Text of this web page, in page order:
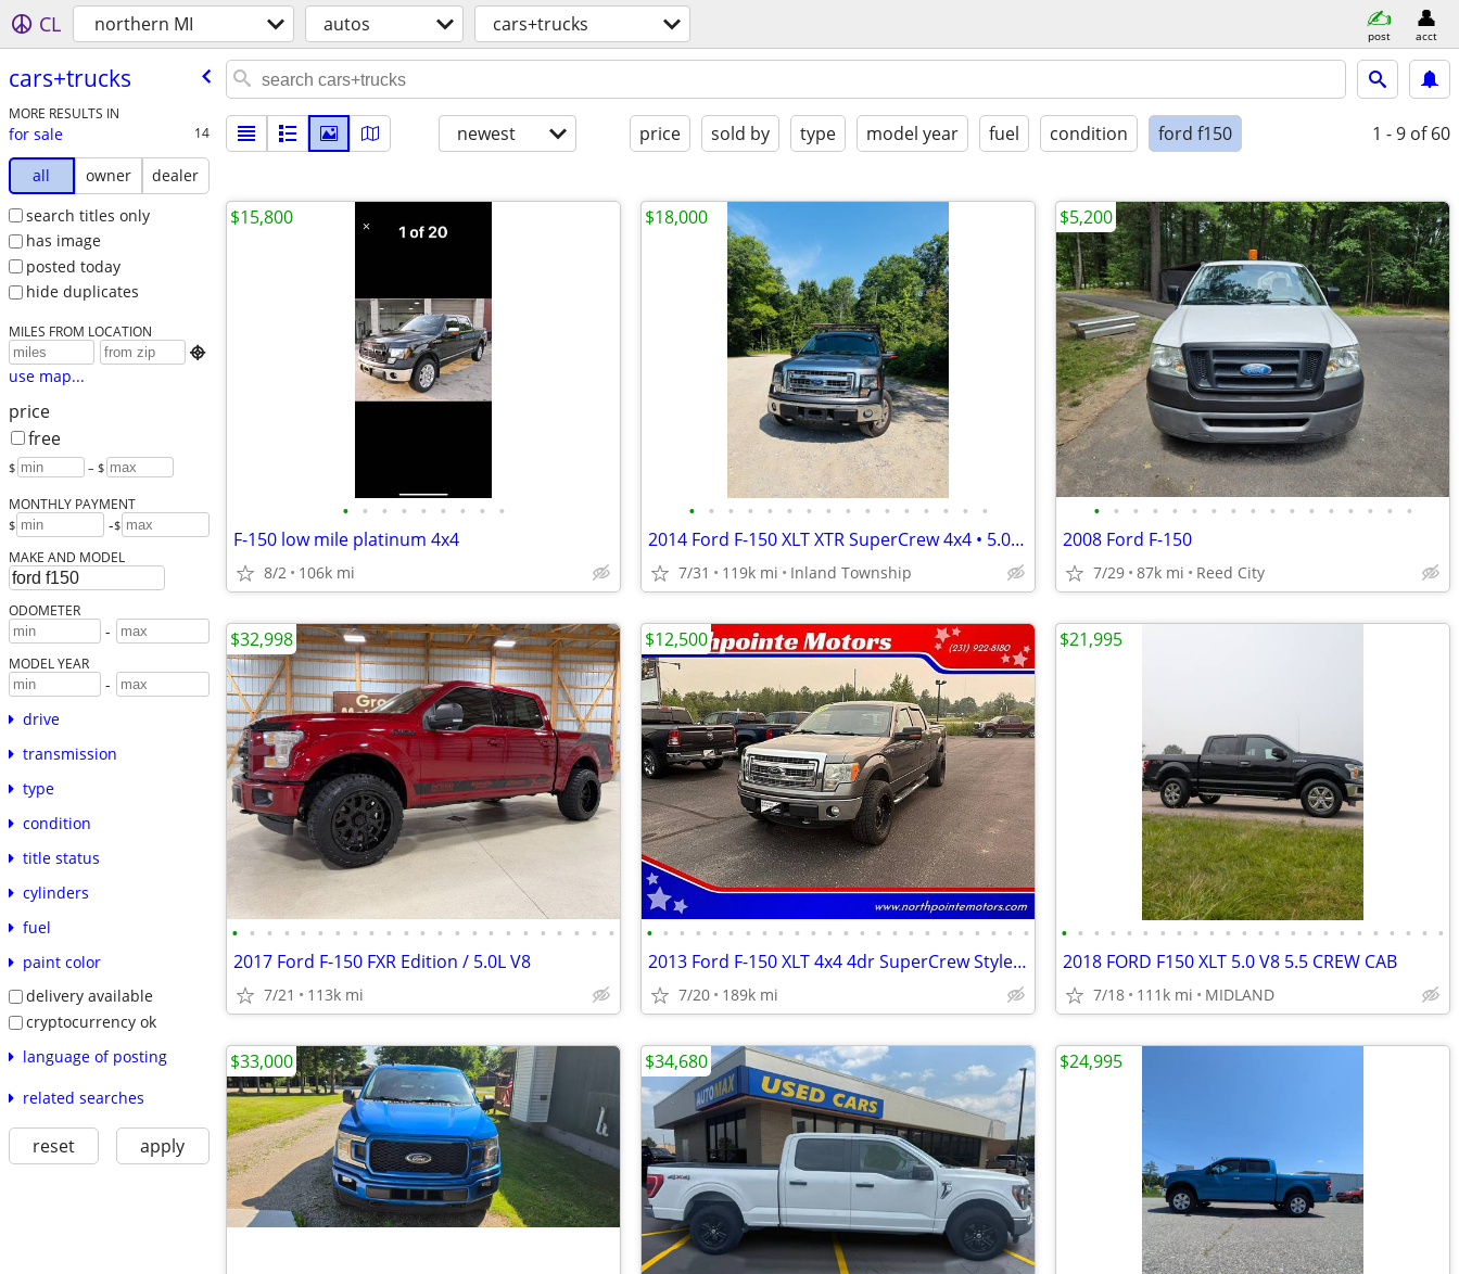
CL northern MI autos cars+trucks post acct
cars+trucks
MORE RESULTS IN
for sale 14
all owner
dealer
search titles only
has image
posted today
hide duplicates
MILES FROM LOCATION

use map...
price
free
$ – $
MONTHLY PAYMENT
$ -$
MAKE AND MODEL
ODOMETER
-
MODEL YEAR
-
drive
transmission
type
condition
title status
cylinders
fuel
paint color
delivery available
cryptocurrency ok
language of posting
related searches
reset apply
newest price sold by type model year fuel condition ford f150 1 - 9 of 60
• • • • • • • • •
F-150 low mile platinum 4x4
8/2 106k mi
$15,800
• • • • • • • • • • • • • • • •
2014 Ford F-150 XLT XTR SuperCrew 4x4 • 5.0L V8 • 113,000 Miles
7/31 119k mi Inland Township
$18,000
• • • • • • • • • • • • • • • • •
2008 Ford F-150
7/29 87k mi Reed City
$5,200
• • • • • • • • • • • • • • • • • • • • • • •
2017 Ford F-150 FXR Edition / 5.0L V8
7/21 113k mi
$32,998
• • • • • • • • • • • • • • • • • • • • • • • •
2013 Ford F-150 XLT 4x4 4dr SuperCrew Styleside 5.5 ft. SB
7/20 189k mi
$12,500
• • • • • • • • • • • • • • • • • • • • • • • •
2018 FORD F150 XLT 5.0 V8 5.5 CREW CAB
7/18 111k mi MIDLAND
$21,995
$33,000 $34,680 $24,995